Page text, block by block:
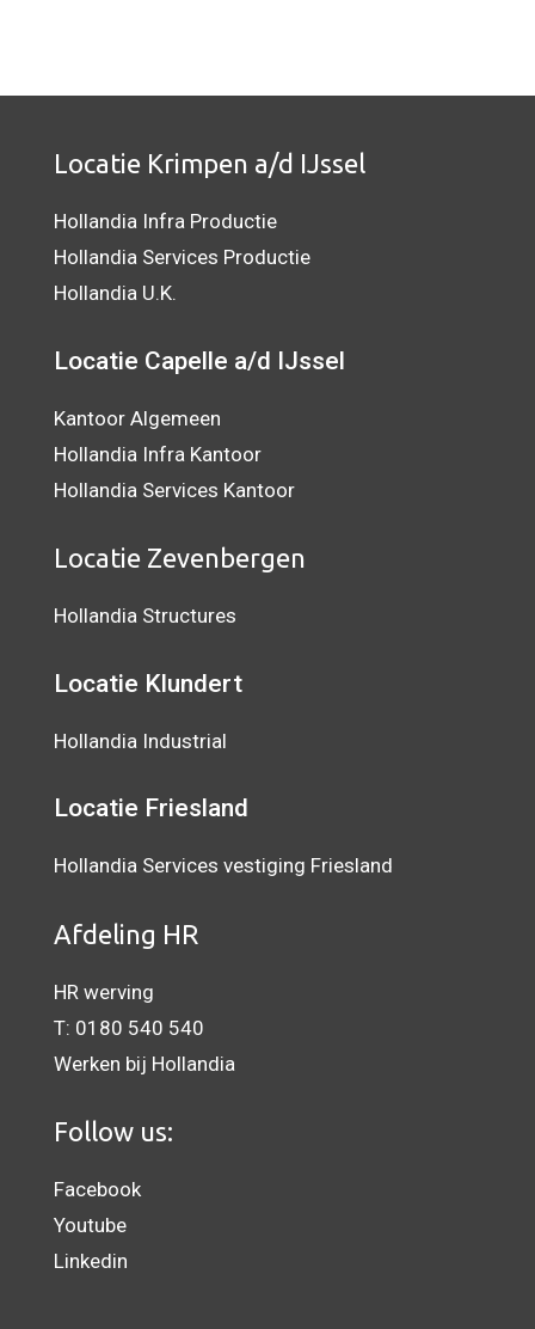
Locatie Krimpen a/d IJssel
Hollandia Infra Productie
Hollandia Services Productie
Hollandia U.K.
Locatie Capelle a/d IJssel
Kantoor Algemeen
Hollandia Infra Kantoor
Hollandia Services Kantoor
Locatie Zevenbergen
Hollandia Structures
Locatie Klundert
Hollandia Industrial
Locatie Friesland
Hollandia Services vestiging Friesland
Afdeling HR
HR werving
T: 0180 540 540
Werken bij Hollandia
Follow us:
Facebook
Youtube
Linkedin